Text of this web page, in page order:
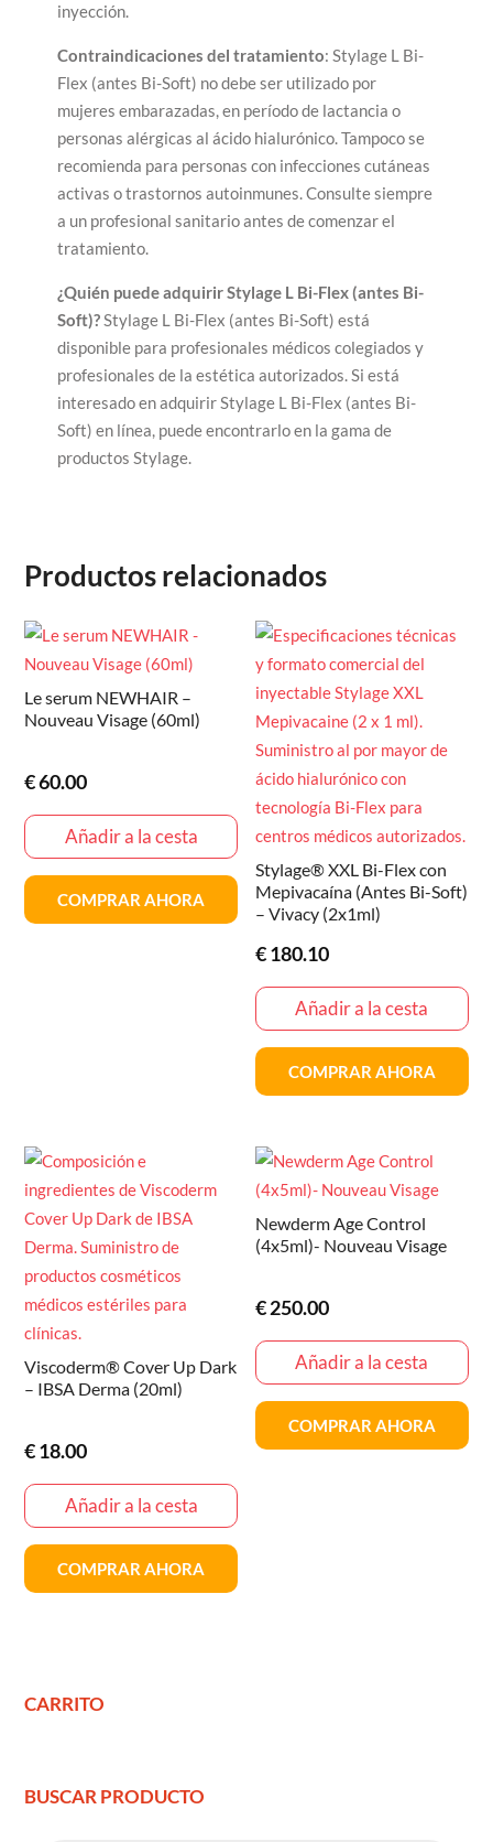
inyección.
Contraindicaciones del tratamiento: Stylage L Bi-
Flex (antes Bi-Soft) no debe ser utilizado por
mujeres embarazadas, en período de lactancia o
personas alérgicas al ácido hialurónico. Tampoco se
recomienda para personas con infecciones cutáneas
activas o trastornos autoinmunes. Consulte siempre
a un profesional sanitario antes de comenzar el
tratamiento.
¿Quién puede adquirir Stylage L Bi-Flex (antes Bi-
Soft)?Stylage L Bi-Flex (antes Bi-Soft) está
disponible para profesionales médicos colegiados y
profesionales de la estética autorizados. Si está
interesado en adquirir Stylage L Bi-Flex (antes Bi-
Soft) en línea, puede encontrarlo en la gama de
productos Stylage.
Productos relacionados
Le serum NEWHAIR –
Nouveau Visage (60ml)
€60.00
Añadir a la cesta
COMPRAR AHORA
Stylage® XXL Bi-Flex con
Mepivacaína (Antes Bi-Soft)
– Vivacy (2x1ml)
€180.10
Añadir a la cesta
COMPRAR AHORA
Viscoderm® Cover Up Dark
– IBSA Derma (20ml)
€18.00
Añadir a la cesta
COMPRAR AHORA
Newderm Age Control
(4x5ml)- Nouveau Visage
€250.00
Añadir a la cesta
COMPRAR AHORA
CARRITO
BUSCAR PRODUCTO